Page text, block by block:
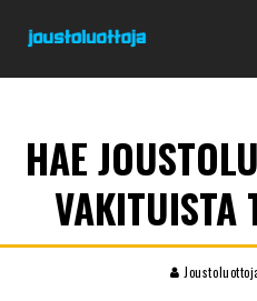
HAE
VAKITUISTA